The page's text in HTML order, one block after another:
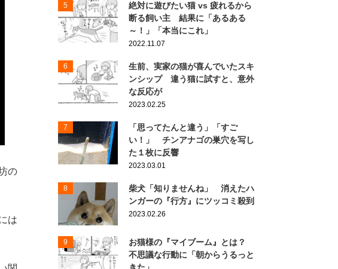
の
は
5
絶対に遊びたい猫 vs 疲れるから
断る飼い主 結果に「あるある
～！」「本当にこれ」
2022.11.07
6
生前、実家の猫が喜んでいたスキ
ンシップ 違う猫に試すと、意外
な反応が
2023.02.25
7
「思ってたんと違う」「すご
い！」 チンアナゴの巣穴を写し
た１枚に反響
2023.03.01
8
柴犬「知りませんね」 消えたハ
ンガーの『行方』にツッコミ殺到
2023.02.26
9
お猫様の『マイブーム』とは？
不思議な行動に「朝からうるっと